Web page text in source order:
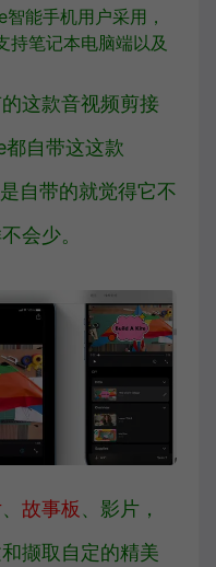
能手机用户采用，
持笔记本电脑端以及
这款音视频剪接
自带这这款
自带的就觉得它不
会少。
、 故事板、影片，
撷取自定的精美